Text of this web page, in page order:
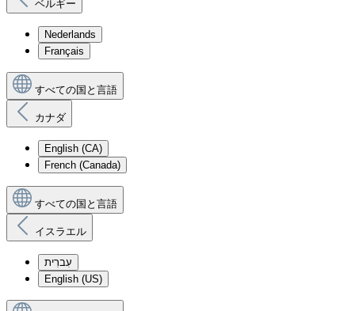
ベルギー
Nederlands
Français
すべての国と言語
カナダ
English (CA)
French (Canada)
すべての国と言語
イスラエル
עִברִית
English (US)